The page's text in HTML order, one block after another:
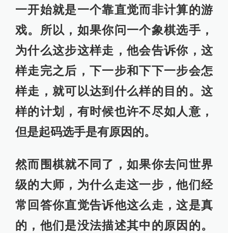
一开始就是一个靠直觉而非计算的游
戏。所以，如果你问一个象棋选手，
为什么这步这样走，他会告诉你，这
样走完之后，下一步和下下一步会怎
样走，就可以达到什么样的目的。这
样的计划，有时候也许不尽如人意，
但是起码选手是有原因的。
然而围棋就不同了，如果你去问世界
级的大师，为什么走这一步，他们经
常回答你直觉告诉他这么走，这是真
的，他们是没法描述其中的原因的。